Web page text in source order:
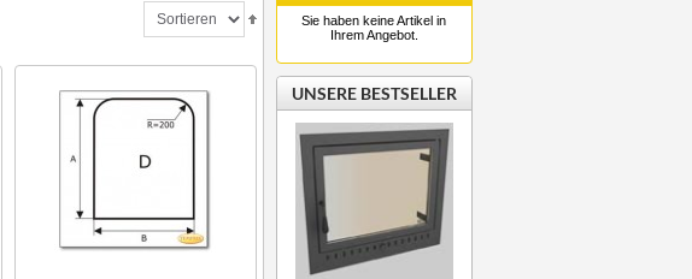
Sie haben keine Artikel in
Ihrem Angebot.
UNSERE BESTSELLER